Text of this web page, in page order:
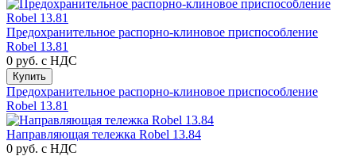
Предохранительное распорно-клиновое приспособление
Robel 13.81
0 руб. с НДС
Купить
Предохранительное распорно-клиновое приспособление
Robel 13.81
Направляющая тележка Robel 13.84
0 руб. с НДС